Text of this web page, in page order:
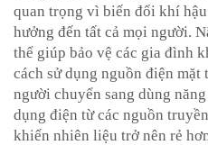
quan trọng vì biến đổi khí
hưởng đến tất cả mọi người.
thể giúp bảo vệ các gia đình
cách sử dụng nguồn điện
người chuyển sang dùng
dụng điện từ các nguồn
khiến nhiên liệu trở nên rẻ